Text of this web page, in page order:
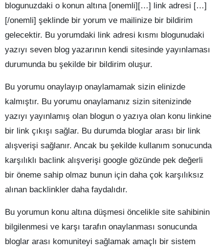
blogunuzdaki o konun altına [onemli][…] link adresi […]
[/onemli] şeklinde bir yorum ve mailinize bir bildirim
gelecektir. Bu yorumdaki link adresi kısmı blogunudaki
yazıyı seven blog yazarının kendi sitesinde yayınlaması
durumunda bu şekilde bir bildirim oluşur.
Bu yorumu onaylayıp onaylamamak sizin elinizde
kalmıştır. Bu yorumu onaylamanız sizin sitenizinde
yazıyı yayınlamış olan blogun o yazıya olan konu linkine
bir link çıkışı sağlar. Bu durumda bloglar arası bir link
alışverişi sağlanır. Ancak bu şekilde kullanım sonucunda
karşılıklı baclink alışverişi google gözünde pek değerli
bir öneme sahip olmaz bunun için daha çok karşılıksız
alınan backlinkler daha faydalıdır.
Bu yorumun konu altına düşmesi öncelikle site sahibinin
bilgilenmesi ve karşı tarafın onaylanması sonucunda
bloglar arası komuniteyi sağlamak amaçlı bir sistem